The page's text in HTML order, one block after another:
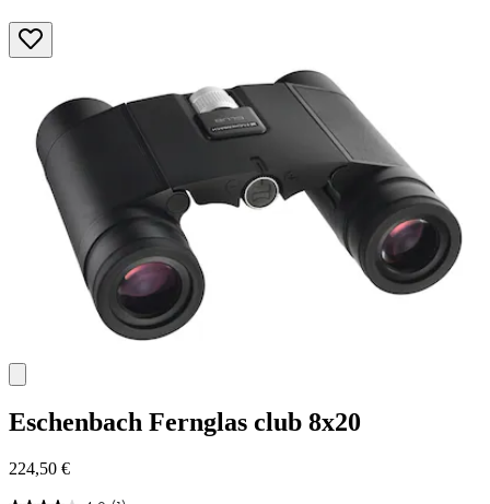
Eschenbach Fernglas club 8x20
224,50 €